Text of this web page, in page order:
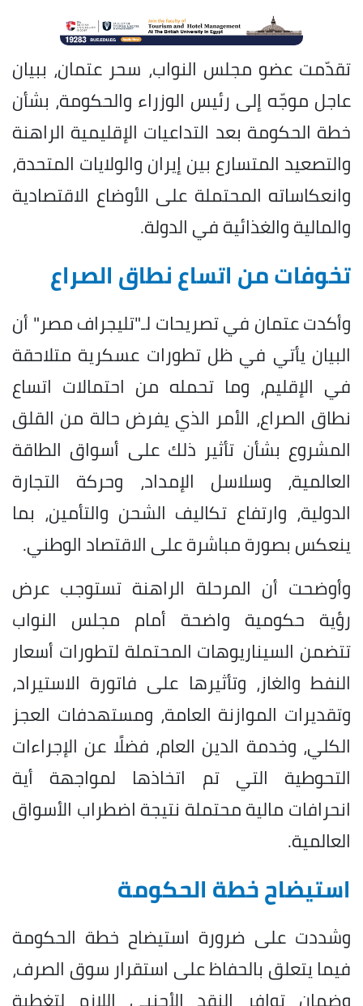
تقدّمت عضو مجلس النواب، سحر عتمان، ببيان
عاجل موجّه إلى رئيس الوزراء والحكومة، بشأن
خطة الحكومة بعد التداعيات الإقليمية الراهنة
والتصعيد المتسارع بين إيران والولايات المتحدة،
وانعكاساته المحتملة على الأوضاع الاقتصادية
والمالية والغذائية في الدولة.
تخوفات من اتساع نطاق الصراع
وأكدت عتمان في تصريحات لـ"تليجراف مصر" أن
البيان يأتي في ظل تطورات عسكرية متلاحقة
في الإقليم، وما تحمله من احتمالات اتساع
نطاق الصراع، الأمر الذي يفرض حالة من القلق
المشروع بشأن تأثير ذلك على أسواق الطاقة
العالمية، وسلاسل الإمداد، وحركة التجارة
الدولية، وارتفاع تكاليف الشحن والتأمين، بما
ينعكس بصورة مباشرة على الاقتصاد الوطني.
وأوضحت أن المرحلة الراهنة تستوجب عرض
رؤية حكومية واضحة أمام مجلس النواب
تتضمن السيناريوهات المحتملة لتطورات أسعار
النفط والغاز، وتأثيرها على فاتورة الاستيراد،
وتقديرات الموازنة العامة، ومستهدفات العجز
الكلي، وخدمة الدين العام، فضلًا عن الإجراءات
التحوطية التي تم اتخاذها لمواجهة أية
انحرافات مالية محتملة نتيجة اضطراب الأسواق
العالمية.
استيضاح خطة الحكومة
وشددت على ضرورة استيضاح خطة الحكومة
فيما يتعلق بالحفاظ على استقرار سوق الصرف،